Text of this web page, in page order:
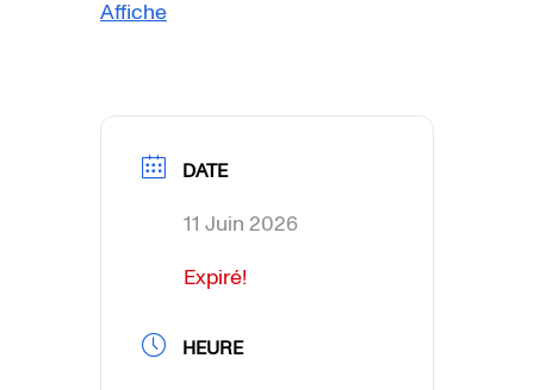
Affiche
DATE
11 Juin 2026
Expiré!
HEURE